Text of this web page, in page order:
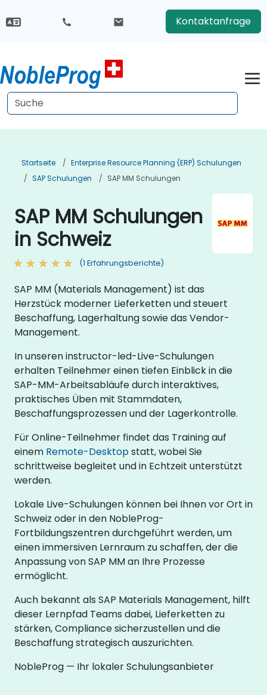
Kontaktanfrage
Startseite
Enterprise Resource Planning (ERP) Schulungen
SAP Schulungen
SAP MM Schulungen
SAP MM Schulungen
in Schweiz
(1 Erfahrungsberichte)
SAP MM (Materials Management) ist das
Herzstück moderner Lieferketten und steuert
Beschaffung, Lagerhaltung sowie das Vendor-
Management.
In unseren instructor-led-Live-Schulungen
erhalten Teilnehmer einen tiefen Einblick in die
SAP-MM-Arbeitsabläufe durch interaktives,
praktisches Üben mit Stammdaten,
Beschaffungsprozessen und der Lagerkontrolle.
Für Online-Teilnehmer findet das Training auf
einem Remote-Desktopstatt, wobei Sie
schrittweise begleitet und in Echtzeit unterstützt
werden.
Lokale Live-Schulungen können bei Ihnen vor Ort in
Schweiz oder in den NobleProg-
Fortbildungszentren durchgeführt werden, um
einen immersiven Lernraum zu schaffen, der die
Anpassung von SAP MM an Ihre Prozesse
ermöglicht.
Auch bekannt als SAP Materials Management, hilft
dieser Lernpfad Teams dabei, Lieferketten zu
stärken, Compliance sicherzustellen und die
Beschaffung strategisch auszurichten.
NobleProg — Ihr lokaler Schulungsanbieter